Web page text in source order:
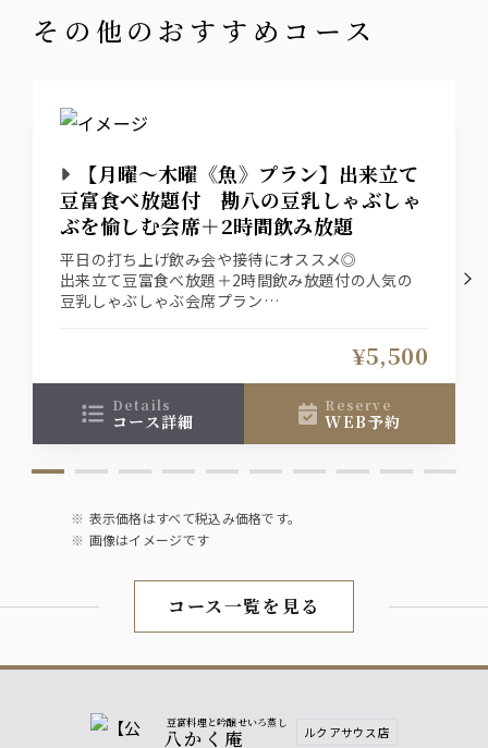
その他のおすすめコース
【月曜～木曜《魚》プラン】出来立て
豆富食べ放題付 勘八の豆乳しゃぶしゃ
ぶを愉しむ会席＋2時間飲み放題
平日の打ち上げ飲み会や接待にオススメ◎
出来立て豆富食べ放題＋2時間飲み放題付の人気の
豆乳しゃぶしゃぶ会席プラン
¥5,500
details
コース詳細
reserve
WEB予約
表示価格はすべて税込み価格です。
画像はイメージです
コース一覧を見る
豆富料理と吟醸せいろ蒸し
八かく庵 ルクアサウス店